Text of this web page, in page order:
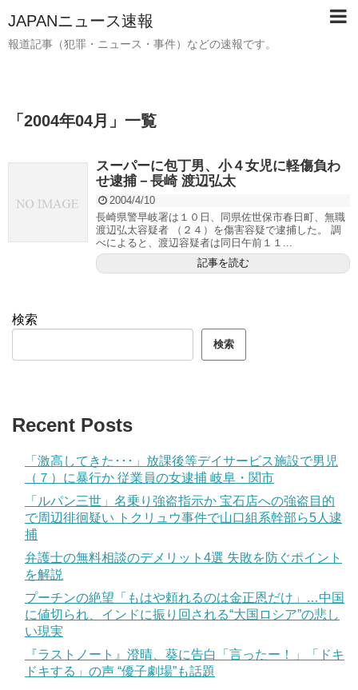
JAPANニュース速報
報道記事（犯罪・ニュース・事件）などの速報です。
「 2004年04月 」 一覧
スーパーに包丁男、小４女児に軽傷負わ
せ逮捕－長崎 渡辺弘太
2004/4/10
長崎県警早岐署は１０日、同県佐世保市春日町、無職
渡辺弘太容疑者 （２４）を傷害容疑で逮捕した。 調
べによると、渡辺容疑者は同日午前１１...
記事を読む
検索
検索
Recent Posts
「激高してきた･･･」放課後等デイサービス施設で男児
（７）に暴行か 従業員の女逮捕 岐阜・関市
「ルパン三世」名乗り強盗指示か 宝石店への強盗目的
で周辺徘徊疑い トクリュウ事件で山口組系幹部ら5人逮
捕
弁護士の無料相談のデメリット4選 失敗を防ぐポイント
を解説
プーチンの絶望「もはや頼れるのは金正恩だけ」…中国
に値切られ、インドに振り回される“大国ロシア”の悲し
い現実
『ラストノート』澄晴、葵に告白「言ったー！」「ドキ
ドキする」の声 “優子劇場”も話題